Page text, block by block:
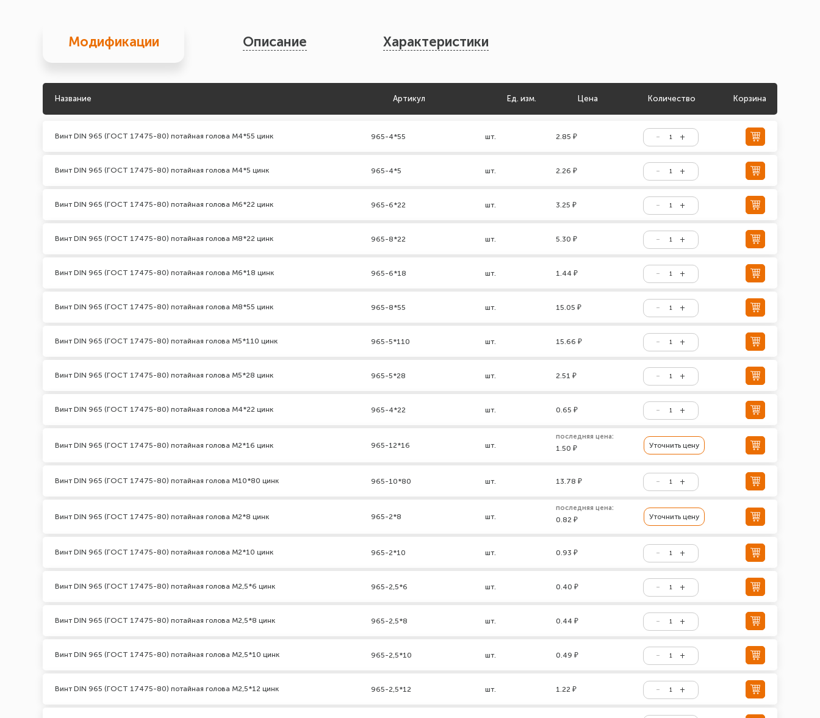
Модификации Описание Характеристики
Название Артикул Ед. изм. Цена Количество Корзина
Винт DIN 965 (ГОСТ 17475-80) потайная голова М4*55 цинк 965-4*55 шт. 2.85 ₽
Винт DIN 965 (ГОСТ 17475-80) потайная голова М4*5 цинк 965-4*5 шт. 2.26 ₽
Винт DIN 965 (ГОСТ 17475-80) потайная голова М6*22 цинк 965-6*22 шт. 3.25 ₽
Винт DIN 965 (ГОСТ 17475-80) потайная голова М8*22 цинк 965-8*22 шт. 5.30 ₽
Винт DIN 965 (ГОСТ 17475-80) потайная голова М6*18 цинк 965-6*18 шт. 1.44 ₽
Винт DIN 965 (ГОСТ 17475-80) потайная голова М8*55 цинк 965-8*55 шт. 15.05 ₽
Винт DIN 965 (ГОСТ 17475-80) потайная голова М5*110 цинк 965-5*110 шт. 15.66 ₽
Винт DIN 965 (ГОСТ 17475-80) потайная голова М5*28 цинк 965-5*28 шт. 2.51 ₽
Винт DIN 965 (ГОСТ 17475-80) потайная голова М4*22 цинк 965-4*22 шт. 0.65 ₽
Винт DIN 965 (ГОСТ 17475-80) потайная голова М2*16 цинк 965-12*16 шт.
последняя цена:
1.50 ₽ Уточнить цену
Винт DIN 965 (ГОСТ 17475-80) потайная голова М10*80 цинк 965-10*80 шт. 13.78 ₽
Винт DIN 965 (ГОСТ 17475-80) потайная голова М2*8 цинк 965-2*8 шт.
последняя цена:
0.82 ₽ Уточнить цену
Винт DIN 965 (ГОСТ 17475-80) потайная голова М2*10 цинк 965-2*10 шт. 0.93 ₽
Винт DIN 965 (ГОСТ 17475-80) потайная голова М2,5*6 цинк 965-2,5*6 шт. 0.40 ₽
Винт DIN 965 (ГОСТ 17475-80) потайная голова М2,5*8 цинк 965-2,5*8 шт. 0.44 ₽
Винт DIN 965 (ГОСТ 17475-80) потайная голова М2,5*10 цинк 965-2,5*10 шт. 0.49 ₽
Винт DIN 965 (ГОСТ 17475-80) потайная голова М2,5*12 цинк 965-2,5*12 шт. 1.22 ₽